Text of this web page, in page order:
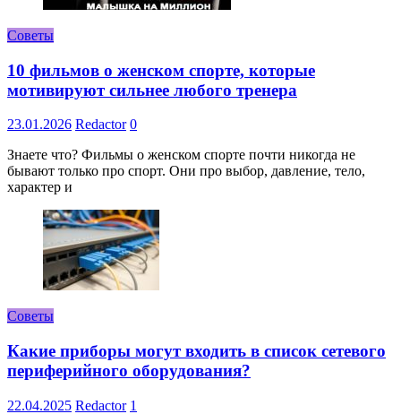
Советы
10 фильмов о женском спорте, которые
мотивируют сильнее любого тренера
23.01.2026 Redactor 0
Знаете что? Фильмы о женском спорте почти никогда не
бывают только про спорт. Они про выбор, давление, тело,
характер и
Советы
Какие приборы могут входить в список сетевого
периферийного оборудования?
22.04.2025 Redactor 1